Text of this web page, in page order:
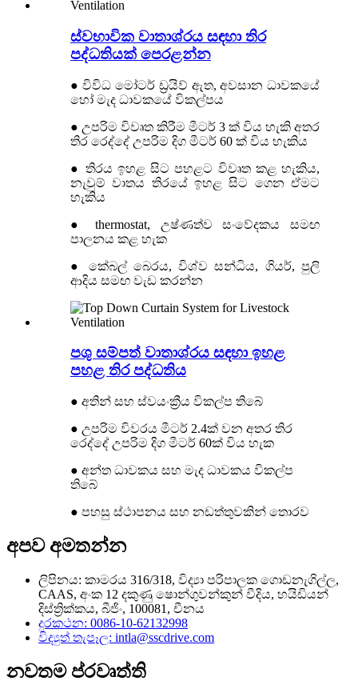
ස්වභාවික වාතාශ්රය සඳහා තිර
පද්ධතියක් පෙරළන්න
● විවිධ මෝටර් ඩ්‍රයිව් ඇත, අවසාන ධාවකයේ
හෝ මැද ධාවකයේ විකල්පය
● උපරිම විවෘත කිරීම මීටර් 3 ක් විය හැකි අතර
තිර රෙද්දේ උපරිම දිග මීටර් 60 ක් විය හැකිය
● තිරය ඉහළ සිට පහළට විවෘත කළ හැකිය,
නැවුම් වාතය තිරයේ ඉහළ සිට ගෙන ඒමට
හැකිය
● thermostat, උෂ්ණත්ව සංවේදකය සමඟ
පාලනය කළ හැක
● කේබල් බෙරය, විශ්ව සන්ධිය, ගියර්, පුලි
ආදිය සමඟ වැඩ කරන්න
පශු සම්පත් වාතාශ්රය සඳහා ඉහළ
පහළ තිර පද්ධතිය
● අතින් සහ ස්වයංක්‍රීය විකල්ප තිබේ
● උපරිම විවරය මීටර් 2.4ක් වන අතර තිර
රෙද්දේ උපරිම දිග මීටර් 60ක් විය හැක
● අන්ත ධාවකය සහ මැද ධාවකය විකල්ප
තිබේ
● පහසු ස්ථාපනය සහ නඩත්තුවකින් තොරව
අපව අමතන්න
ලිපිනය: කාමරය 316/318, විද්‍යා පරිපාලක ගොඩනැගිල්ල,
CAAS, අංක 12 දකුණු ෂොන්ගුවන්කුන් වීදිය, හයිඩියන්
දිස්ත්‍රික්කය, බීජිං, 100081, චීනය
දුරකථන: 0086-10-62132998
විද්‍යුත් තැපෑල: intla@sscdrive.com
නවතම ප්රවෘත්ති